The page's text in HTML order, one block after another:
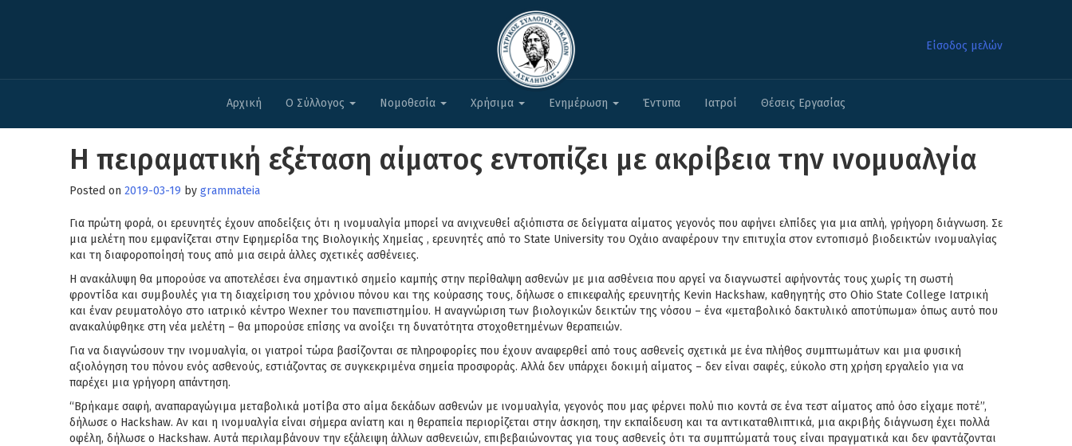
Είσοδος μελών
Αρχική Ο Σύλλογος Νομοθεσία Χρήσιμα Ενημέρωση Έντυπα Ιατροί Θέσεις Εργασίας
Η πειραματική εξέταση αίματος εντοπίζει με ακρίβεια την ινομυαλγία
Posted on 2019-03-19 by grammateia
Για πρώτη φορά, οι ερευνητές έχουν αποδείξεις ότι η ινομυαλγία μπορεί να ανιχνευθεί αξιόπιστα σε δείγματα αίματος γεγονός που αφήνει ελπίδες για μια απλή, γρήγορη διάγνωση. Σε
μια μελέτη που εμφανίζεται στην Εφημερίδα της Βιολογικής Χημείας , ερευνητές από το State University του Οχάιο αναφέρουν την επιτυχία στον εντοπισμό βιοδεικτών ινομυαλγίας
και τη διαφοροποίησή τους από μια σειρά άλλες σχετικές ασθένειες.
Η ανακάλυψη θα μπορούσε να αποτελέσει ένα σημαντικό σημείο καμπής στην περίθαλψη ασθενών με μια ασθένεια που αργεί να διαγνωστεί αφήνοντάς τους χωρίς τη σωστή
φροντίδα και συμβουλές για τη διαχείριση του χρόνιου πόνου και της κούρασης τους, δήλωσε ο επικεφαλής ερευνητής Kevin Hackshaw, καθηγητής στο Ohio State College Ιατρική
και έναν ρευματολόγο στο ιατρικό κέντρο Wexner του πανεπιστημίου. Η αναγνώριση των βιολογικών δεικτών της νόσου – ένα «μεταβολικό δακτυλικό αποτύπωμα» όπως αυτό που
ανακαλύφθηκε στη νέα μελέτη – θα μπορούσε επίσης να ανοίξει τη δυνατότητα στοχοθετημένων θεραπειών.
Για να διαγνώσουν την ινομυαλγία, οι γιατροί τώρα βασίζονται σε πληροφορίες που έχουν αναφερθεί από τους ασθενείς σχετικά με ένα πλήθος συμπτωμάτων και μια φυσική
αξιολόγηση του πόνου ενός ασθενούς, εστιάζοντας σε συγκεκριμένα σημεία προσφοράς. Αλλά δεν υπάρχει δοκιμή αίματος – δεν είναι σαφές, εύκολο στη χρήση εργαλείο για να
παρέχει μια γρήγορη απάντηση.
“Βρήκαμε σαφή, αναπαραγώγιμα μεταβολικά μοτίβα στο αίμα δεκάδων ασθενών με ινομυαλγία, γεγονός που μας φέρνει πολύ πιο κοντά σε ένα τεστ αίματος από όσο είχαμε ποτέ”,
δήλωσε ο Hackshaw. Αν και η ινομυαλγία είναι σήμερα ανίατη και η θεραπεία περιορίζεται στην άσκηση, την εκπαίδευση και τα αντικαταθλιπτικά, μια ακριβής διάγνωση έχει πολλά
οφέλη, δήλωσε ο Hackshaw. Αυτά περιλαμβάνουν την εξάλειψη άλλων ασθενειών, επιβεβαιώνοντας για τους ασθενείς ότι τα συμπτώματά τους είναι πραγματικά και δεν φαντάζονται